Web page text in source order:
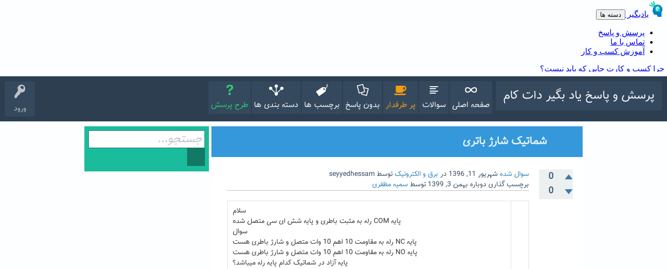
ورود
پرسش و پاسخ یاد بگیر دات کام
صفحه اصلی سوالات پر طرفدار بدون پاسخ برچسب ها دسته بندی ها طرح پرسش
شماتیک شارژ باتری
0
0
سوال شده شهریور 11, 1396 در برق و الکترونیکتوسط seyyedhessam
برچسب گذاری دوباره بهمن 3, 1399 توسط سمیه مظفری
سلام
پایه COM رله به مثبت باطری و پایه شش ای سی متصل شده
سوال
پایه NC رله به مقاومت 10 اهم 10 وات متصل و شارژ باطری هست
پایه NO رله به مقاومت 10 اهم 10 وات متصل و شارژ باطری هست
پایه آزاد در شماتیک کدام پایه رله میباشد؟